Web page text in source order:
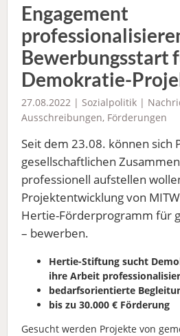
Engagement
Bewerbungsstart
Demokratie-
27.08.2022 | Sozialpolitik |
Ausschreibungen, Förderungen
Seit dem 23.08. können sich
gesellschaftlichen
professionell aufstellen
Projektentwicklung von
Hertie-Förderprogramm für
– bewerben.
Hertie-Stiftung sucht
ihre Arbeit
bedarfsorientierte
bis zu 30.000 € Förderung
Gesucht werden Projekte von